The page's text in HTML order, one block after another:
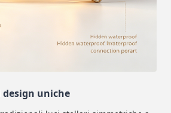
uniche